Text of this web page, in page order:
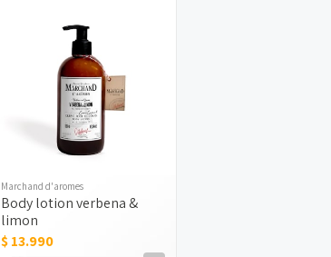
Marchand d'aromes
Body lotion verbena &
limon
$ 13.990